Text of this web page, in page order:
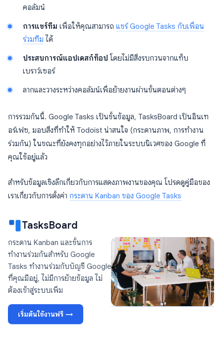
คอลัมน์
การแชร์ทีม เพื่อให้คุณสามารถ แชร์ Google Tasks กับเพื่อน
ร่วมทีม ได้
ประสบการณ์แอปเดสก์ท็อป โดยไม่มีสิ่งรบกวนจากแท็บ
เบราว์เซอร์
ลากและวางระหว่างคอลัมน์เพื่อย้ายงานผ่านขั้นตอนต่างๆ
การรวมกันนี้. Google Tasks เป็นชั้นข้อมูล, TasksBoard เป็นอินเท
อร์เฟซ, มอบสิ่งที่ทำให้ Todoist น่าสนใจ (กระดานภาพ, การทำงาน
ร่วมกัน) ในขณะที่ยังคงทุกอย่างไว้ภายในระบบนิเวศของ Google ที่
คุณใช้อยู่แล้ว
สำหรับข้อมูลเชิงลึกเกี่ยวกับการแสดงภาพงานของคุณ โปรดดูคู่มือของ
เราเกี่ยวกับการตั้งค่า กระดาน Kanban ของ Google Tasks
TasksBoard
กระดาน Kanban และชั้นการ
ทำงานร่วมกันสำหรับ Google
Tasks ทำงานร่วมกับบัญชี Google
ที่คุณมีอยู่, ไม่มีการย้ายข้อมูล ไม่
ต้องเข้าสู่ระบบเพิ่ม
เริ่มต้นใช้งานฟรี →